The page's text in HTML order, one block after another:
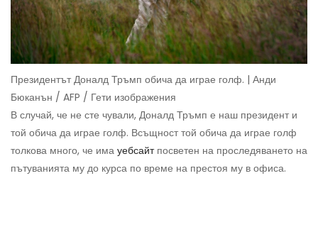
Президентът Доналд Тръмп обича да играе голф. | Анди
Бюканън / AFP / Гети изображения
В случай, че не сте чували, Доналд Тръмп е наш президент и
той обича да играе голф. Всъщност той обича да играе голф
толкова много, че има уебсайтпосветен на проследяването на
пътуванията му до курса по време на престоя му в офиса.